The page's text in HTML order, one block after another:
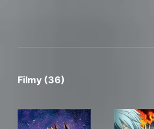
Filmy (36)